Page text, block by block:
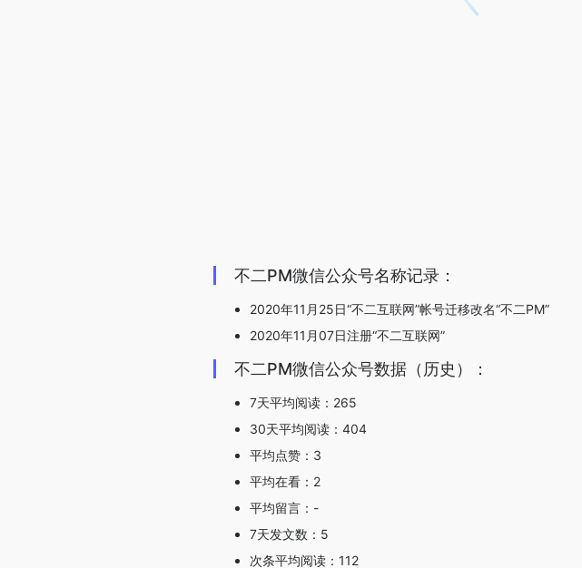
不二PM微信公众号名称记录：
2020年11月25日“不二互联网”帐号迁移改名“不二PM”
2020年11月07日注册“不二互联网”
不二PM微信公众号数据（历史）：
7天平均阅读：265
30天平均阅读：404
平均点赞：3
平均在看：2
平均留言：-
7天发文数：5
次条平均阅读：112